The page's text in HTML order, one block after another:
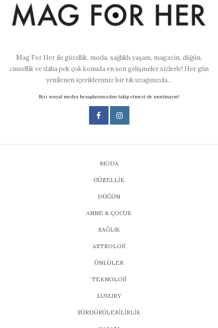
Mag For Her ile güzellik, moda, sağlıklı yaşam, magazin, düğün,
cinsellik ve daha pek çok konuda en son gelişmeler sizlerle! Her gün
yenilenen içeriklerimiz bir tık uzağınızda…
Bizi sosyal medya hesaplarımızdan takip etmeyi de unutmayın!
MODA
GÜZELLİK
DÜĞÜN
ANNE & ÇOCUK
SAĞLIK
ASTROLOJİ
ÜNLÜLER
TEKNOLOJİ
LUXURY
SÜRDÜRÜLEBİLİRLİK